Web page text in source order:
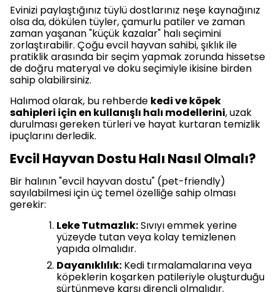
Evinizi paylaştığınız tüylü dostlarınız neşe kaynağınız
olsa da, dökülen tüyler, çamurlu patiler ve zaman
zaman yaşanan "küçük kazalar" halı seçimini
zorlaştırabilir. Çoğu evcil hayvan sahibi, şıklık ile
pratiklik arasında bir seçim yapmak zorunda hissetse
de doğru materyal ve doku seçimiyle ikisine birden
sahip olabilirsiniz.
Halımod olarak, bu rehberde kedi ve köpek
sahipleri için en kullanışlı halı modellerini, uzak
durulması gereken türleri ve hayat kurtaran temizlik
ipuçlarını derledik.
Evcil Hayvan Dostu Halı Nasıl Olmalı?
Bir halının "evcil hayvan dostu" (pet-friendly)
sayılabilmesi için üç temel özelliğe sahip olması
gerekir:
Leke Tutmazlık:Sıvıyı emmek yerine
yüzeyde tutan veya kolay temizlenen
yapıda olmalıdır.
Dayanıklılık: Kedi tırmalamalarına veya
köpeklerin koşarken patileriyle oluşturduğu
sürtünmeye karşı dirençli olmalıdır.